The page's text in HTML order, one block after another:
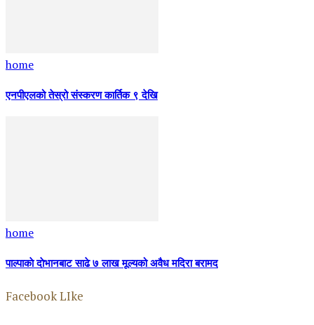
home
एनपीएलको तेस्रो संस्करण कार्तिक ९ देखि
home
पाल्पाकाे दाेभानबाट साढे ७ लाख मूल्यको अवैध मदिरा बरामद
Facebook LIke